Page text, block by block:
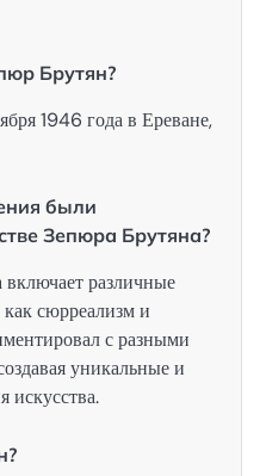
Брутян?
1946 года в Ереване,
были
Зепюра Брутяна?
различные
сюрреализм и
с разными
уникальные и
искусства.